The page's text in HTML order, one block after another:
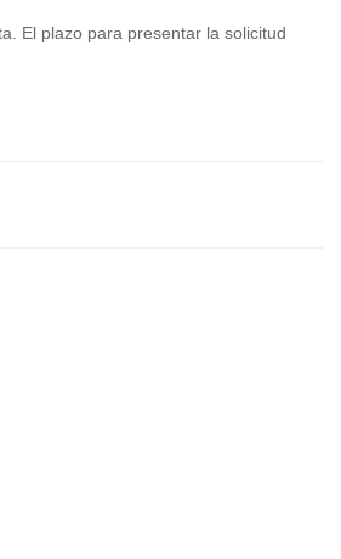
El plazo para presentar la solicitud